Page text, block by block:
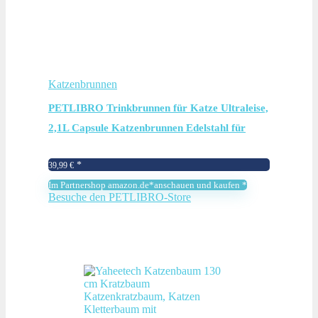
Katzenbrunnen
PETLIBRO Trinkbrunnen für Katze Ultraleise,
2,1L Capsule Katzenbrunnen Edelstahl für
Wasserstand, BPA-freier Wasserbrunnen für
Katzen und…
39,99 €
Im Partnershop amazon.de*anschauen und kaufen *
Besuche den PETLIBRO-Store